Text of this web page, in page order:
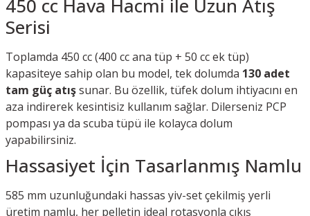
450 cc Hava Hacmi ile Uzun Atış
Serisi
Toplamda 450 cc (400 cc ana tüp + 50 cc ek tüp)
kapasiteye sahip olan bu model, tek dolumda 130 adet
tam güç atışsunar. Bu özellik, tüfek dolum ihtiyacını en
aza indirerek kesintisiz kullanım sağlar. Dilerseniz PCP
pompası ya da scuba tüpü ile kolayca dolum
yapabilirsiniz.
Hassasiyet İçin Tasarlanmış Namlu
585 mm uzunluğundaki hassas yiv-set çekilmiş yerli
üretim namlu, her pelletin ideal rotasyonla çıkış